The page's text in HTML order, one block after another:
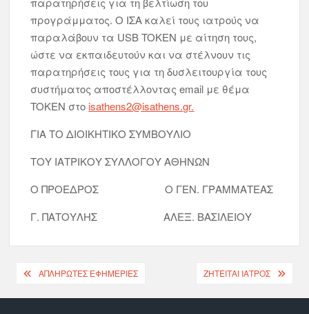
προγράμματος. Ο ΙΣΑ καλεί τους ιατρούς να
παραλάβουν τα USB TOKEN με αίτηση τους,
ώστε να εκπαιδευτούν και να στέλνουν τις
παρατηρήσεις τους για τη δυσλειτουργία τους
συστήματος αποστέλλοντας email με θέμα
TOKEN στο isathens2@isathens.gr.
ΓΙΑ ΤΟ ΔΙΟΙΚΗΤΙΚΟ ΣΥΜΒΟΥΛΙΟ
ΤΟΥ ΙΑΤΡΙΚΟΥ ΣΥΛΛΟΓΟΥ ΑΘΗΝΩΝ
Ο ΠΡΟΕΔΡΟΣ Ο ΓΕΝ. ΓΡΑΜΜΑΤΕΑΣ
Γ. ΠΑΤΟΥΛΗΣ ΑΛΕΞ. ΒΑΣΙΛΕΙΟΥ
ΑΠΛΉΡΩΤΕΣ ΕΦΗΜΕΡΊΕΣ ΖΗΤΕΊΤΑΙ ΙΑΤΡΌΣ